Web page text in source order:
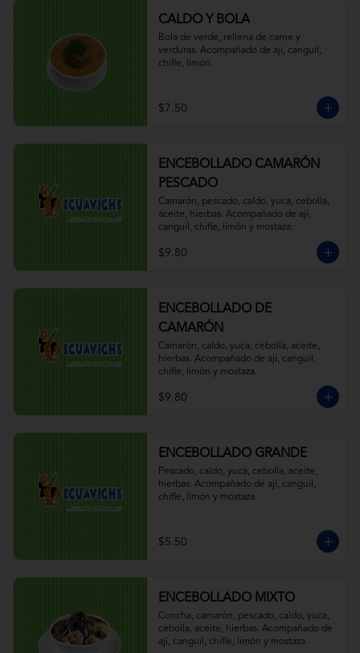
CALDO Y BOLA
Bola de verde, rellena de carne y
verduras. Acompañado de ají, canguil,
chifle, limón.
$7.50
ENCEBOLLADO CAMARÓN
PESCADO
Camarón, pescado, caldo, yuca, cebolla,
aceite, hierbas. Acompañado de ají,
canguil, chifle, limón y mostaza.
$9.80
ENCEBOLLADO DE
CAMARÓN
Camarón, caldo, yuca, cebolla, aceite,
hierbas. Acompañado de ají, canguil,
chifle, limón y mostaza.
$9.80
ENCEBOLLADO GRANDE
Pescado, caldo, yuca, cebolla, aceite,
hierbas. Acompañado de ají, canguil,
chifle, limón y mostaza.
$5.50
ENCEBOLLADO MIXTO
Concha, camarón, pescado, caldo, yuca,
cebolla, aceite, hierbas. Acompañado de
ají, canguil, chifle, limón y mostaza.